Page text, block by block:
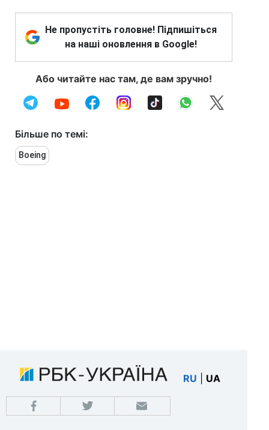
Не пропустіть головне! Підпишіться
на наші оновлення в Google!
Або читайте нас там, де вам зручно!
Більше по темі:
Boeing
RU UA